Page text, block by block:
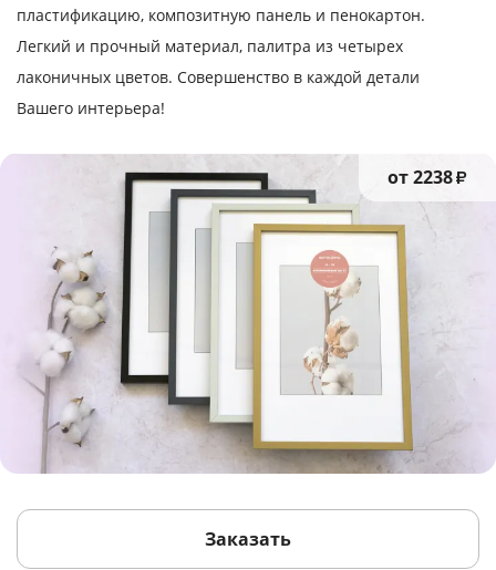
пластификацию, композитную панель и пенокартон.
Легкий и прочный материал, палитра из четырех
лаконичных цветов. Совершенство в каждой детали
Вашего интерьера!
от 2238₽
Заказать